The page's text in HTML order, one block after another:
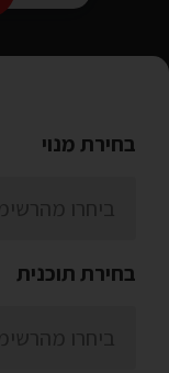
בחירת מנוי
בחירת תוכנית